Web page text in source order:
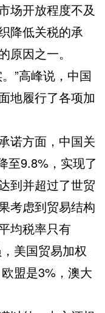
开放程度不及
降低关税的承
原因之一。
”高峰说，中国
地履行了各项加
方面，中国关
至9.8%，实现了
到并超过了世贸
考虑到贸易结构
均税率只有
美国贸易加权
盟是3%，澳大